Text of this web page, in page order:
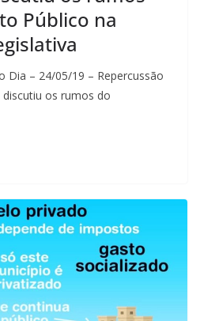
Público na
Dia – 24/05/19 – Repercussão
discutiu os rumos do